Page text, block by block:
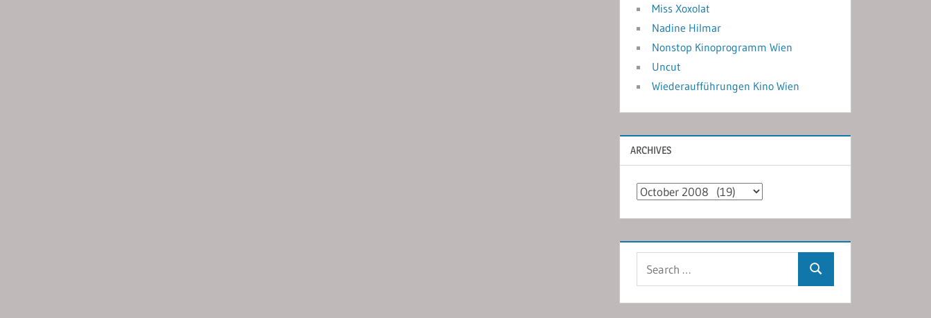
Miss Xoxolat
Nadine Hilmar
Nonstop Kinoprogramm Wien
Uncut
Wiederaufführungen Kino Wien
ARCHIVES
Archives
Search